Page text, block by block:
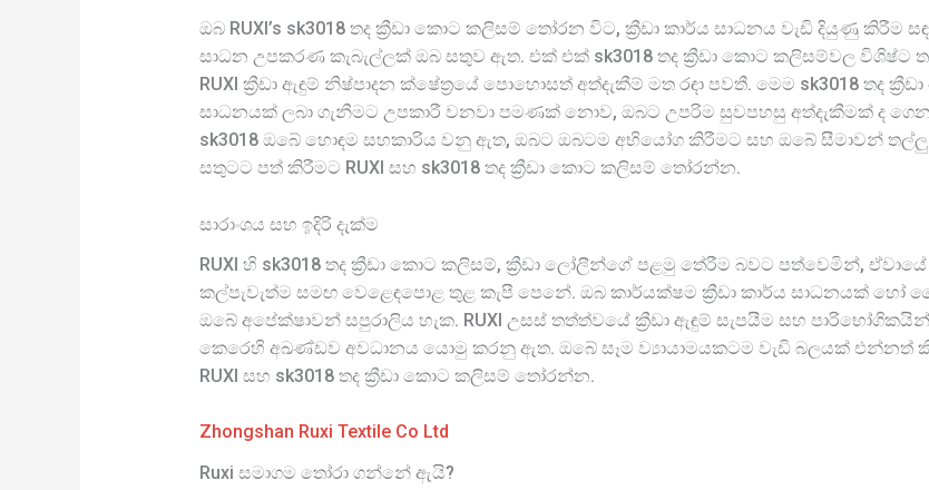
ඔබ RUXI’s sk3018 තද ක්‍රීඩා කොට කලිසම් තෝරන විට, ක්‍රීඩා කාර්ය සාධනය වැඩි දියුණු
සාධන උපකරණ කැබැල්ලක් ඔබ සතුව ඇත. එක් එක් sk3018 තද ක්‍රීඩා කොට කලිසම්වල විශිෂ්ට
RUXI ක්‍රීඩා ඇඳුම් නිෂ්පාදන ක්ෂේත්‍රයේ පොහොසත් අත්දැකීම් මත රඳා පවතී. මෙම sk3018 තද
සාධනයක් ලබා ගැනීමට උපකාරී වනවා පමණක් නොව, ඔබට උපරිම සුවපහසු අත්දැකීමක් ද ගෙන
sk3018 ඔබේ හොඳම සහකාරිය වනු ඇත, ඔබට ඔබටම අභියෝග කිරීමට සහ ඔබේ සීමාවන් තල්ලු
සතුටට පත් කිරීමට RUXI සහ sk3018 තද ක්‍රීඩා කොට කලිසම් තෝරන්න.
සාරාංශය සහ ඉදිරි දැක්ම
RUXI හි sk3018 තද ක්‍රීඩා කොට කලිසම්, ක්‍රීඩා ලෝලීන්ගේ පළමු තේරීම බවට පත්වෙමින්,
කල්පැවැත්ම සමඟ වෙළෙඳපොළ තුළ කැපී පෙනේ. ඔබ කාර්යක්ෂම ක්‍රීඩා කාර්ය සාධනයක් හෝ
ඔබේ අපේක්ෂාවන් සපුරාලිය හැක. RUXI උසස් තත්ත්වයේ ක්‍රීඩා ඇඳුම් සැපයීම සහ
කෙරෙහි අඛණ්ඩව අවධානය යොමු කරනු ඇත. ඔබේ සෑම ව්‍යායාමයකටම වැඩි බලයක් එන්නත්
RUXI සහ sk3018 තද ක්‍රීඩා කොට කලිසම් තෝරන්න.
Zhongshan Ruxi Textile Co Ltd
Ruxi සමාගම තෝරා ගන්නේ ඇයි?